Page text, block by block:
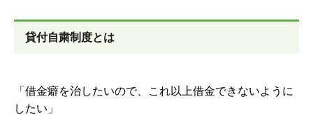
貸付自粛制度とは
「借金癖を治したいので、これ以上借金できないように
したい」